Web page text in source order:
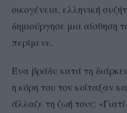
οικογένεια, ελληνική
δημιούργησε μια αίσθηση
περίμενε.
Ένα βράδυ κατά τη
η κόρη του τον κοίταξαν
άλλαζε τη ζωή τους: